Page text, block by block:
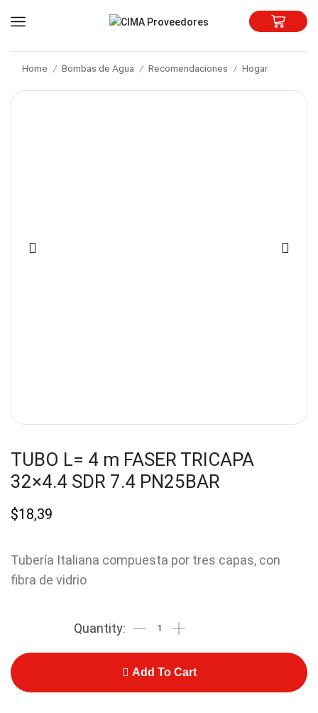
Home / Bombas de Agua / Recomendaciones / Hogar
TUBO L= 4 m FASER TRICAPA
32×4.4 SDR 7.4 PN25BAR
$18,39
Tubería Italiana compuesta por tres capas, con
fibra de vidrio
Add To Cart